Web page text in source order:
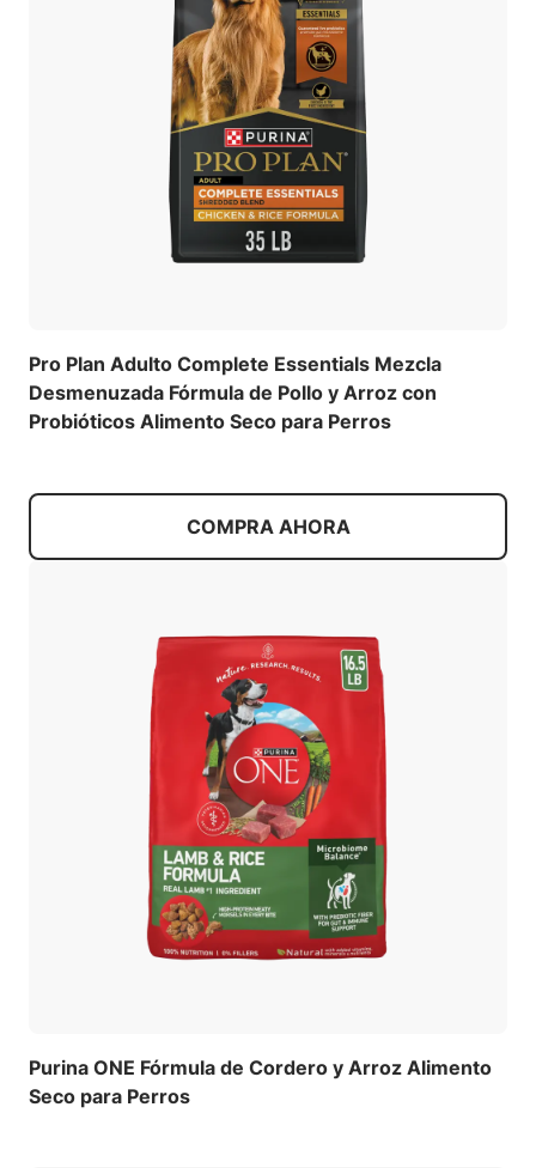
Pro Plan Adulto Complete Essentials Mezcla
Desmenuzada Fórmula de Pollo y Arroz con
Probióticos Alimento Seco para Perros
COMPRA AHORA
Purina ONE Fórmula de Cordero y Arroz Alimento
Seco para Perros